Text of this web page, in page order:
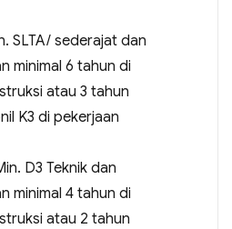
SLTA/ sederajat dan
minimal 6 tahun di
atau 3 tahun
K3 di pekerjaan
D3 Teknik dan
minimal 4 tahun di
atau 2 tahun